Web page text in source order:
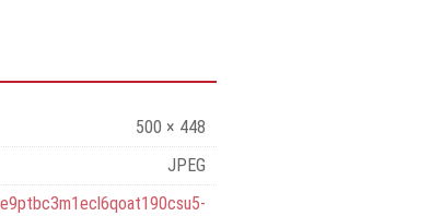
500 × 448
JPEG